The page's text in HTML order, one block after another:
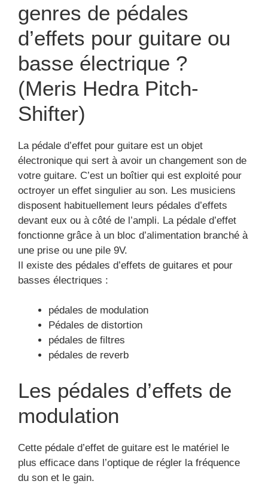
genres de pédales
d’effets pour guitare ou
basse électrique ?
(Meris Hedra Pitch-
Shifter)
La pédale d’effet pour guitare est un objet
électronique qui sert à avoir un changement son de
votre guitare. C’est un boîtier qui est exploité pour
octroyer un effet singulier au son. Les musiciens
disposent habituellement leurs pédales d’effets
devant eux ou à côté de l’ampli. La pédale d’effet
fonctionne grâce à un bloc d’alimentation branché à
une prise ou une pile 9V.
Il existe des pédales d’effets de guitares et pour
basses électriques :
pédales de modulation
Pédales de distortion
pédales de filtres
pédales de reverb
Les pédales d’effets de
modulation
Cette pédale d’effet de guitare est le matériel le
plus efficace dans l’optique de régler la fréquence
du son et le gain.